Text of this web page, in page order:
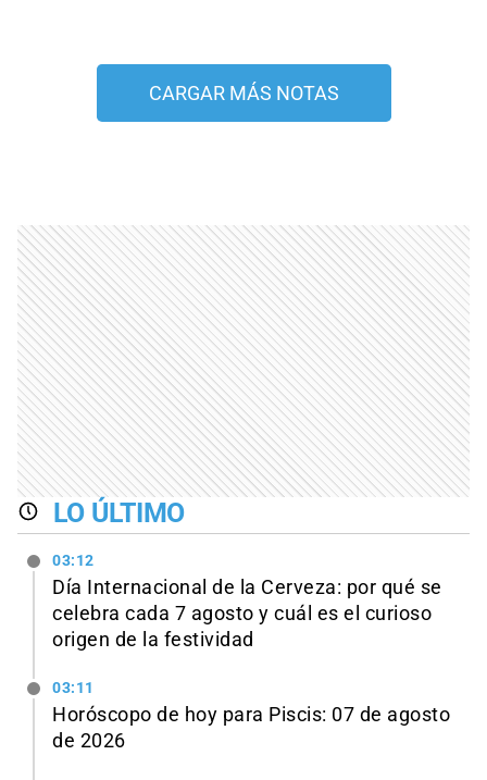
CARGAR MÁS NOTAS
LO ÚLTIMO
03:12
Día Internacional de la Cerveza: por qué se
celebra cada 7 agosto y cuál es el curioso
origen de la festividad
03:11
Horóscopo de hoy para Piscis: 07 de agosto
de 2026